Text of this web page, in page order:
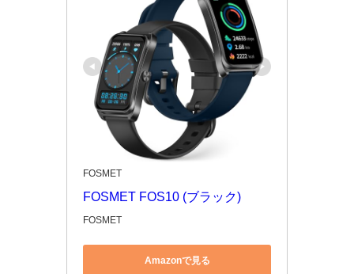
FOSMET
FOSMET FOS10 (ブラック)
FOSMET
Amazonで見る